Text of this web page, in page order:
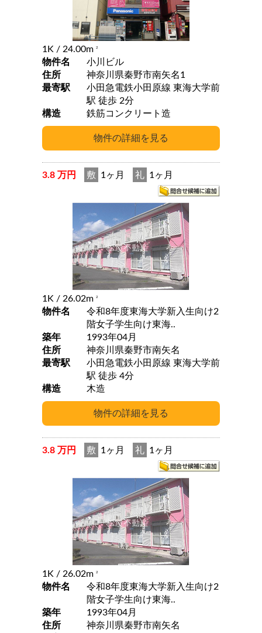
1K / 24.00m 2
物件名
小川ビル
住所
神奈川県秦野市南矢名1
最寄駅
小田急電鉄小田原線 東海大学前
駅 徒歩 2分
構造
鉄筋コンクリート造
3.8 万円 敷 1ヶ月 礼 1ヶ月
1K / 26.02m 2
物件名
令和8年度東海大学新入生向け2
階女子学生向け東海..
築年
1993年04月
住所
神奈川県秦野市南矢名
最寄駅
小田急電鉄小田原線 東海大学前
駅 徒歩 4分
構造
木造
3.8 万円 敷 1ヶ月 礼 1ヶ月
1K / 26.02m 2
物件名
令和8年度東海大学新入生向け2
階女子学生向け東海..
築年
1993年04月
住所
神奈川県秦野市南矢名